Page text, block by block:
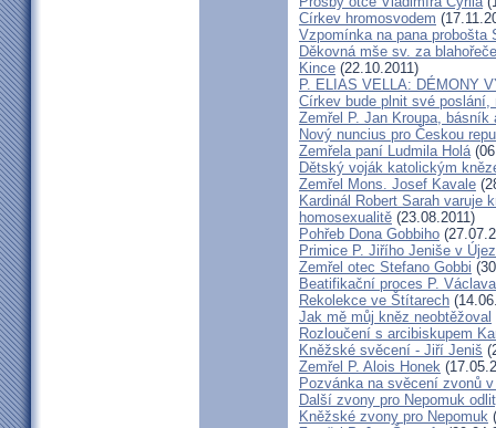
Církev hromosvodem
Vzpomínka na pana probošta
Děkovná mše sv. za
Kince (22.10.2011)
P. ELIAS VELLA: DÉMONY
Církev bude plnit své
Zemřel P. Jan Kroupa, básník
Nový nuncius pro Českou
Zemřela paní Ludmila Holá
Dětský voják katolickým
Zemřel Mons. Josef Kavale
Kardinál Robert Sarah varuje
homosexualitě (23.08.2011)
Pohřeb Dona Gobbiho
Primice P. Jiřího Jeniše v
Zemřel otec Stefano Gobbi
Beatifikační proces P.
Rekolekce ve Štítarech
Jak mě můj kněz neobtěžoval
Rozloučení s arcibiskupem
Kněžské svěcení - Jiří Jeniš
Zemřel P. Alois Honek
Pozvánka na svěcení zvonů
Další zvony pro Nepomuk
Kněžské zvony pro Nepomuk